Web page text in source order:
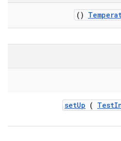
()
setUp ( Test